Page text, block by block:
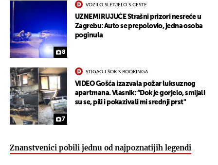
8
VOZILO SLETJELO S CESTE
UZNEMIRUJUĆE Strašni prizori nesreće u
Zagrebu: Auto se prepolovio, jedna osoba
poginula
7
STIGAO I ŠOK S BOOKINGA
VIDEO Gošća izazvala požar luksuznog
apartmana. Vlasnik: “Dok je gorjelo, smijali
su se, pili i pokazivali mi srednji prst"
Znanstvenici pobili jednu od najpoznatijih legendi